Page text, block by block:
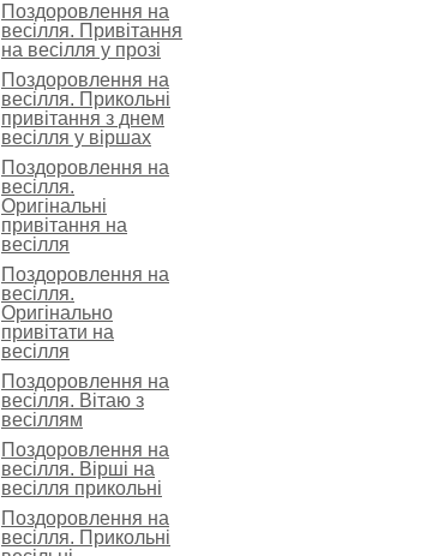
Поздоровлення на
весілля. Привітання
на весілля у прозі
Поздоровлення на
весілля. Прикольні
привітання з днем
весілля у віршах
Поздоровлення на
весілля.
Оригінальні
привітання на
весілля
Поздоровлення на
весілля.
Оригінально
привітати на
весілля
Поздоровлення на
весілля. Вітаю з
весіллям
Поздоровлення на
весілля. Вірші на
весілля прикольні
Поздоровлення на
весілля. Прикольні